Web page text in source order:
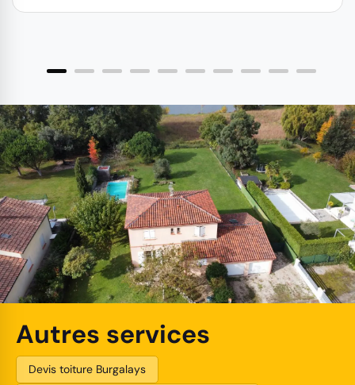
Autres services
Devis toiture Burgalays